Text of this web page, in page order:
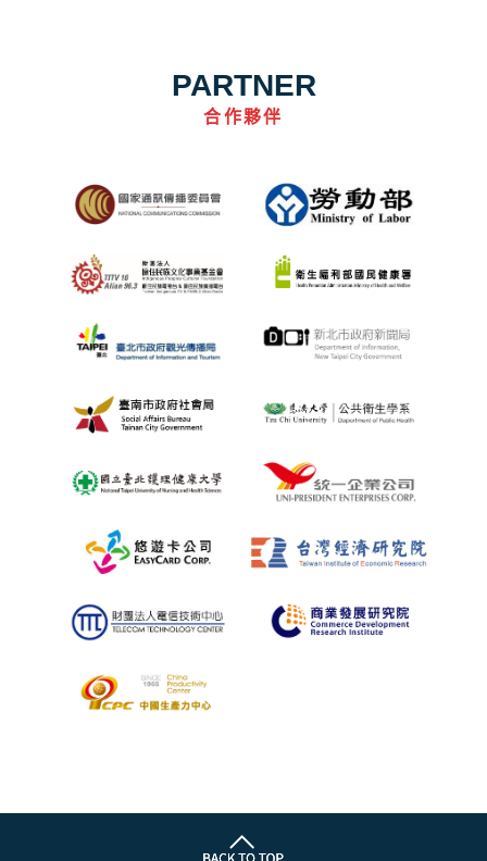
PARTNER
合作夥伴